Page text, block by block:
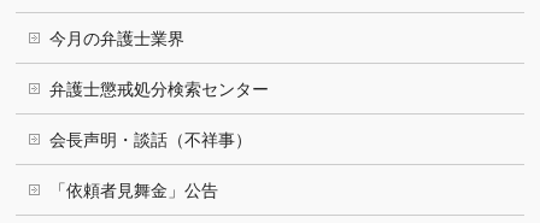
今月の弁護士業界
弁護士懲戒処分検索センター
会長声明・談話（不祥事）
「依頼者見舞金」公告